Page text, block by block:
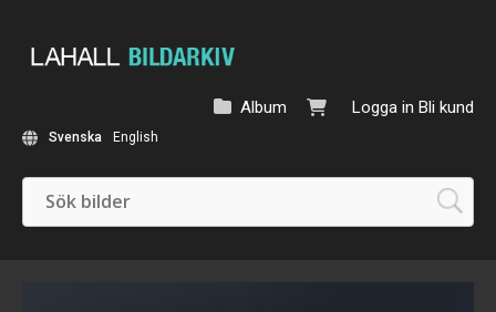
Logga in Bli kund
Album
Svenska English